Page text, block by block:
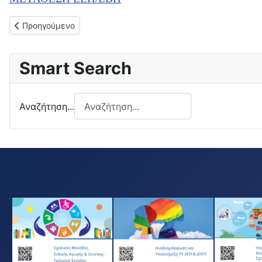
Προηγούμενο άρθρο: 8-12-2025: ΠΡΟΣΚΛΗΣΗ ΥΠΟΒΟΛΗΣ
Προηγούμενο
Smart Search
Αναζήτηση...